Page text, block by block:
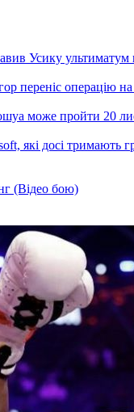
Усику
переніс операцію на
може пройти 20
які досі тримають
(Відео бою)